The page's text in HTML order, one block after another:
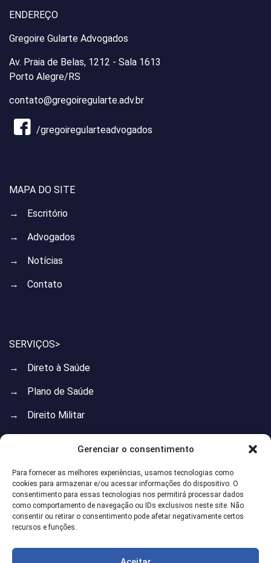
Gerenciar o consentimento
Para fornecer as melhores experiências, usamos tecnologias como
cookies para armazenar e/ou acessar informações do dispositivo. O
consentimento para essas tecnologias nos permitirá processar dados
como comportamento de navegação ou IDs exclusivos neste site. Não
consentir ou retirar o consentimento pode afetar negativamente certos
recursos e funções.
ENDEREÇO
Gregoire Gularte Advogados
Av. Praia de Belas, 1212 - Sala 1613
Porto Alegre/RS
contato@gregoiregularte.adv.br
/gregoiregularteadvogados
MAPA DO SITE
→ Escritório
→ Advogados
→ Notícias
→ Contato
SERVIÇOS>
→ Direto à Saúde
→ Plano de Saúde
→ Direito Militar
→ Direito de Família
→ Direito Imobiliário
→ Direito Administrativo